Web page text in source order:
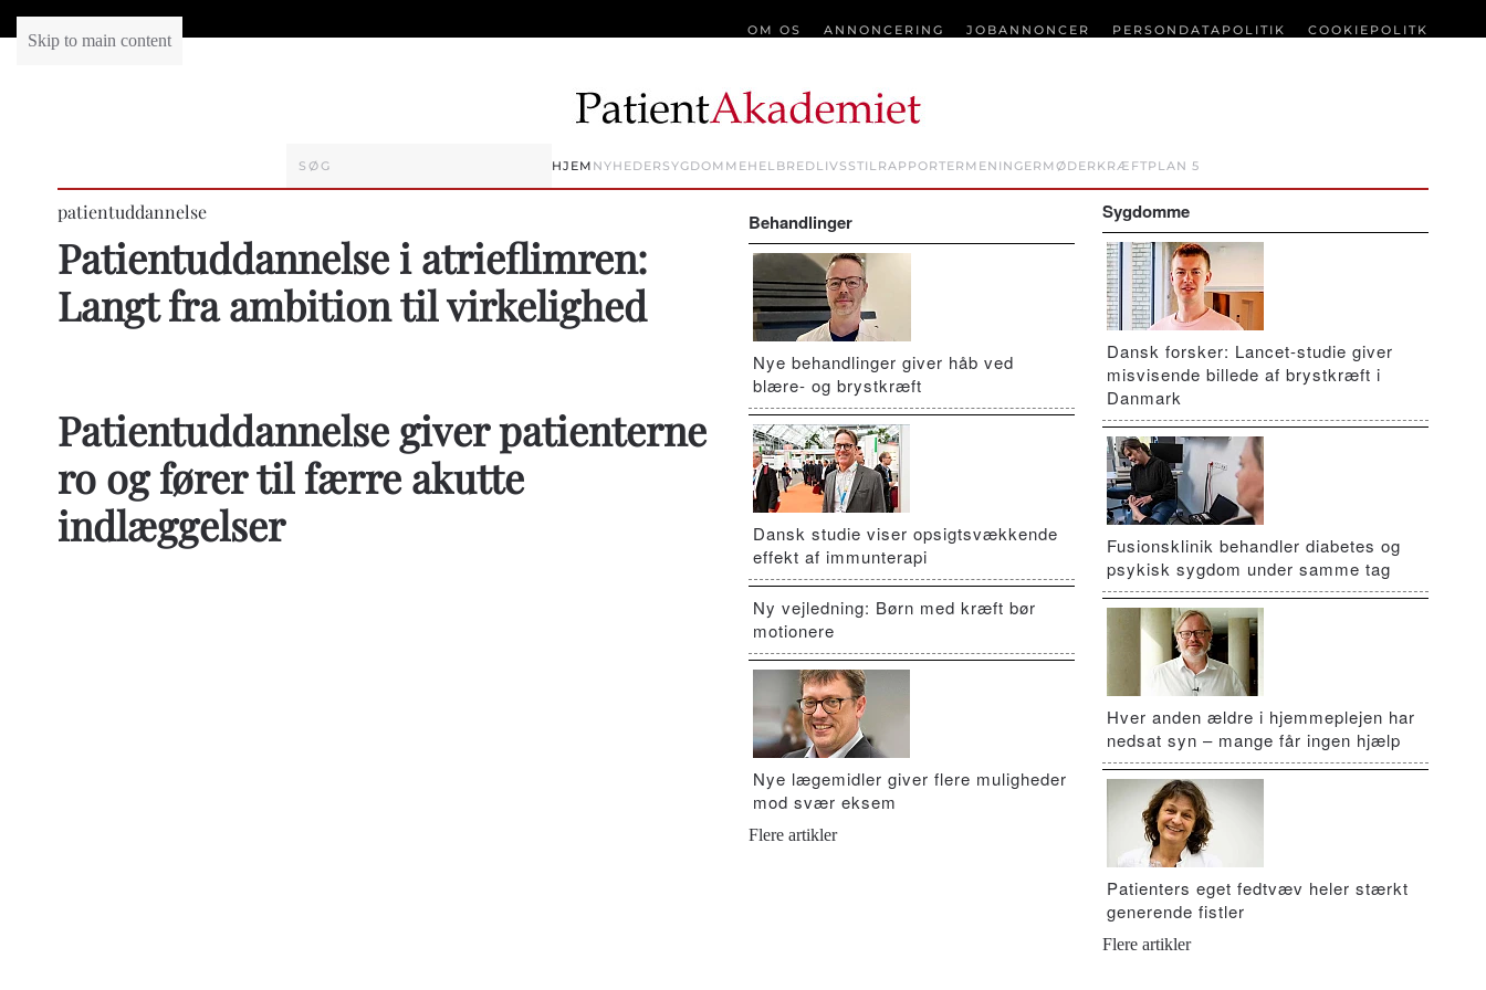
Skip to main content
OM OS ANNONCERING JOBANNONCER PERSONDATAPOLITIK COOKIEPOLITK
HJEM NYHEDER SYGDOMMEHELBREDLIVSSTILRAPPORTER MENINGER MØDER KRÆFTPLAN 5
patientuddannelse
Patientuddannelse i atrieflimren:
Langt fra ambition til virkelighed
Patientuddannelse giver patienterne
ro og fører til færre akutte
indlæggelser
Behandlinger
Nye behandlinger giver håb ved
blære- og brystkræft
Dansk studie viser opsigtsvækkende
effekt af immunterapi
Ny vejledning: Børn med kræft bør
motionere
Nye lægemidler giver flere muligheder
mod svær eksem
Flere artikler
Sygdomme
Dansk forsker: Lancet-studie giver
misvisende billede af brystkræft i
Danmark
Fusionsklinik behandler diabetes og
psykisk sygdom under samme tag
Hver anden ældre i hjemmeplejen har
nedsat syn – mange får ingen hjælp
Patienters eget fedtvæv heler stærkt
generende fistler
Flere artikler